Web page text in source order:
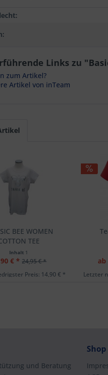
Links zu
zum Artikel?
Artikel von inTeam
BEE WOMEN
TEE
Inhalt 1
€ * 24,95 € *
Preis: 14,90 € *
ab
Letzter
und Beratung